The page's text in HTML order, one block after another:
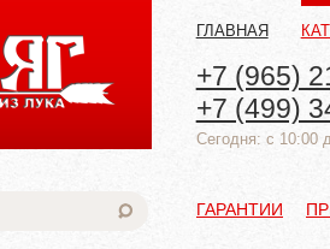
ГЛАВНАЯ
+7 (965)
+7 (499)
Cегодня: с 10:00
ГАРАНТИИ